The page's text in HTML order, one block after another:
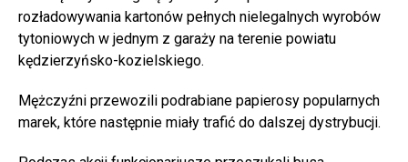
rozładowywania kartonów pełnych nielegalnych wyrobów
tytoniowych w jednym z garaży na terenie powiatu
kędzierzyńsko-kozielskiego.
Mężczyźni przewozili podrabiane papierosy popularnych
marek, które następnie miały trafić do dalszej dystrybucji.